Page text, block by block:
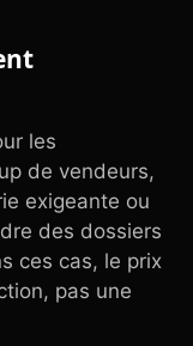
les
de vendeurs,
exigeante ou
des dossiers
ces cas, le prix
pas une